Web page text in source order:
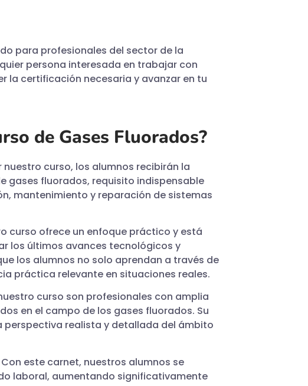
para profesionales del sector de la
persona interesada en trabajar con
la certificación necesaria y avanzar en tu
de Gases Fluorados?
nuestro curso, los alumnos recibirán la
gases fluorados, requisito indispensable
mantenimiento y reparación de sistemas
curso ofrece un enfoque práctico y está
los últimos avances tecnológicos y
los alumnos no solo aprendan a través de
práctica relevante en situaciones reales.
curso son profesionales con amplia
en el campo de los gases fluorados. Su
perspectiva realista y detallada del ámbito
Con este carnet, nuestros alumnos se
laboral, aumentando significativamente